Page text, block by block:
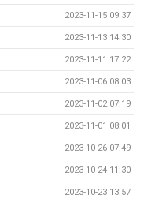
2023-11-15 09:37
2023-11-13 14:30
2023-11-11 17:22
2023-11-06 08:03
2023-11-02 07:19
2023-11-01 08:01
2023-10-26 07:49
2023-10-24 11:30
2023-10-23 13:57